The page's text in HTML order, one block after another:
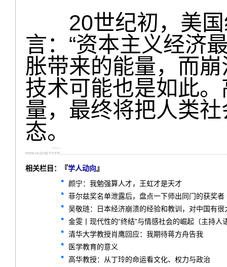
20世纪初，美国
言：“资本主义经济
胀带来的能量，而
技术可能也是如此
量，最终将把人类
态。
相关栏目：『学人动向』
颜宁：我勉强算人才，王虹才是天才
菲尔兹奖名单泄露后，盘点一下师出同门的获奖者
吴敬琏：日本经济崩溃的经验和教训，对中国有很
金雯丨现代性的“终结”与情感社会的崛起（主持人
清华大学教授肖鹰回应：我期待蒋方舟告我
医学教育的意义
高华教授：从丁玲的命运看文化、权力与政治